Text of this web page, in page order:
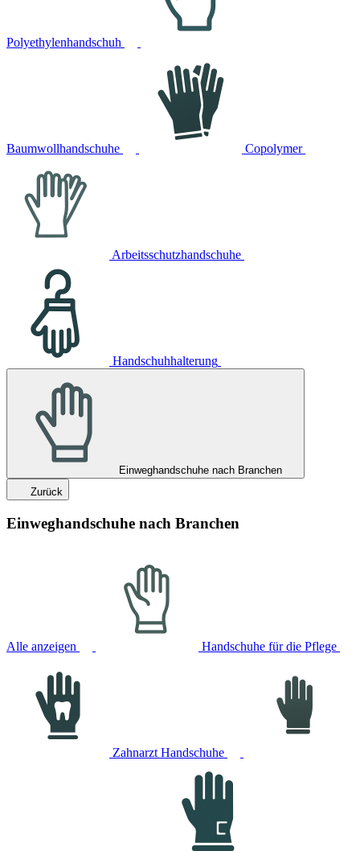
Polyethylenhandschuh
Baumwollhandschuhe Copolymer
Arbeitsschutzhandschuhe
Handschuhhalterung
Einweghandschuhe nach Branchen
Zurück
Einweghandschuhe nach Branchen
Alle anzeigen Handschuhe für die Pflege
Zahnarzt Handschuhe